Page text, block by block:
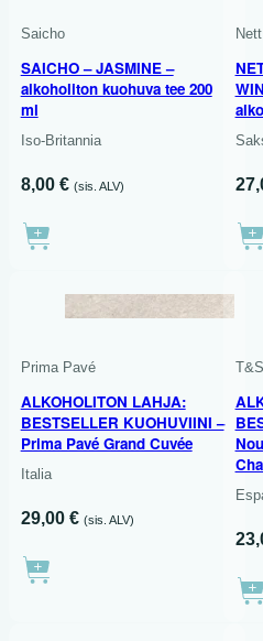
Saicho
SAICHO – JASMINE –
alkoholiton kuohuva tee 200
ml
Iso-Britannia
8,00 € (sis. ALV)
Nett
Prima Pavé
ALKOHOLITON LAHJA:
BESTSELLER KUOHUVIINI –
Prima Pavé Grand Cuvée
Italia
29,00 € (sis. ALV)